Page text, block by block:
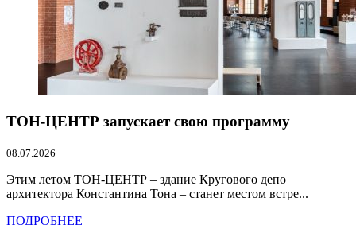
ТОН-ЦЕНТР запускает свою программу
08.07.2026
Этим летом ТОН-ЦЕНТР – здание Кругового депо
архитектора Константина Тона – станет местом встре...
ПОДРОБНЕЕ